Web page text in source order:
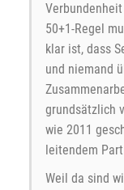
50+1-Regel
klar ist, dass
und niemand
grundsätzlich
wie 2011
leitendem
Weil da sind